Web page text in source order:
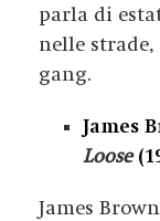
parla di
nelle
gang.
James
Loose
James